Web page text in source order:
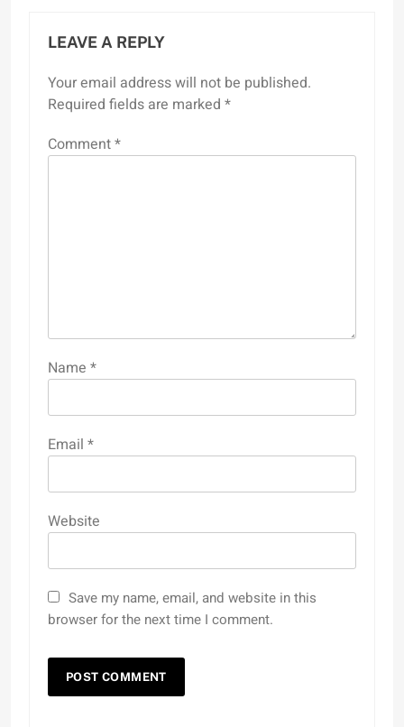
LEAVE A REPLY
Your email address will not be published.
Required fields are marked *
Comment*
Name *
Email *
Website
Save my name, email, and website in this
browser for the next time I comment.